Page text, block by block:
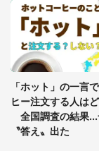
7万
ー
あ
座
「ホット」の一言
ヒー注文する人は
全国調査の結果...
〝答え〟出た